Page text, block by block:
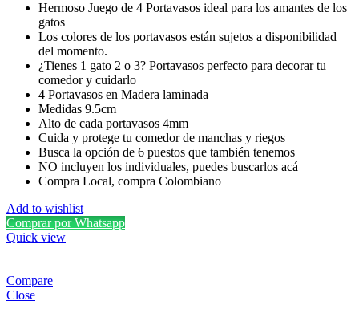
Hermoso Juego de 4 Portavasos ideal para los amantes de los
gatos
Los colores de los portavasos están sujetos a disponibilidad
del momento.
¿Tienes 1 gato 2 o 3? Portavasos perfecto para decorar tu
comedor y cuidarlo
4 Portavasos en Madera laminada
Medidas 9.5cm
Alto de cada portavasos 4mm
Cuida y protege tu comedor de manchas y riegos
Busca la opción de 6 puestos que también tenemos
NO incluyen los individuales, puedes buscarlos acá
Compra Local, compra Colombiano
Add to wishlist
Comprar por Whatsapp
Quick view
Compare
Close